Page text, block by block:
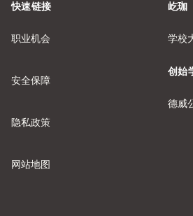
快速链接
职业机会
安全保障
隐私政策
网站地图
屹珈
学校
创始
德威